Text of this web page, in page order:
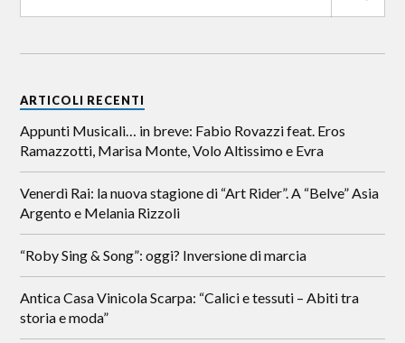
ARTICOLI RECENTI
Appunti Musicali… in breve: Fabio Rovazzi feat. Eros
Ramazzotti, Marisa Monte, Volo Altissimo e Evra
Venerdì Rai: la nuova stagione di “Art Rider”. A “Belve” Asia
Argento e Melania Rizzoli
“Roby Sing & Song”: oggi? Inversione di marcia
Antica Casa Vinicola Scarpa: “Calici e tessuti – Abiti tra
storia e moda”